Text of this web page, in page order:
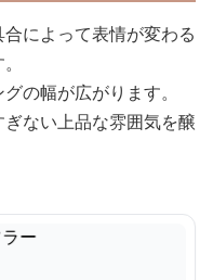
によって表情が変わる
の幅が広がります。
ない上品な雰囲気を醸